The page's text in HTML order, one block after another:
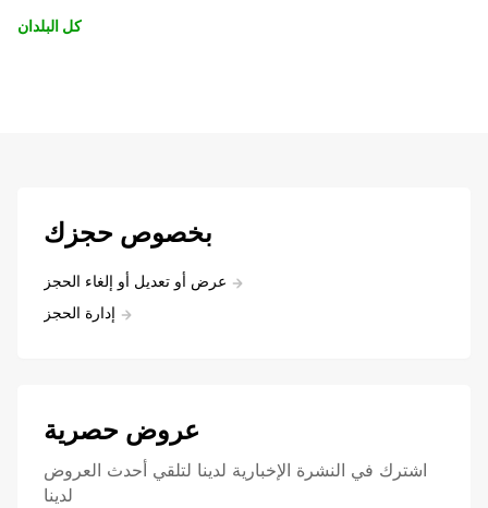
كل البلدان
بخصوص حجزك
عرض أو تعديل أو إلغاء الحجز
إدارة الحجز
عروض حصرية
اشترك في النشرة الإخبارية لدينا لتلقي أحدث العروض
لدينا